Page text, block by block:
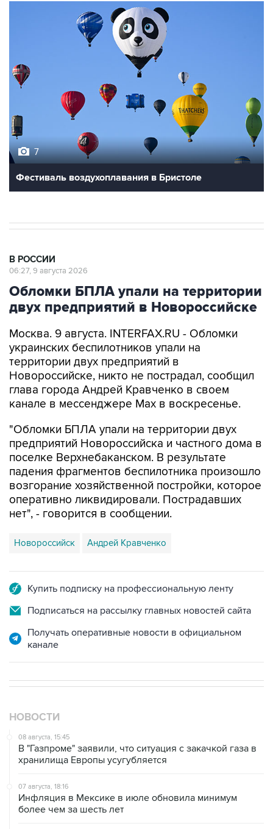
7
Фестиваль воздухоплавания в Бристоле
В РОССИИ
06:27, 9 августа 2026
Обломки БПЛА упали на территории
двух предприятий в Новороссийске
Москва. 9 августа. INTERFAX.RU - Обломки
украинских беспилотников упали на
территории двух предприятий в
Новороссийске, никто не пострадал, сообщил
глава города Андрей Кравченко в своем
канале в мессенджере Max в воскресенье.
"Обломки БПЛА упали на территории двух
предприятий Новороссийска и частного дома в
поселке Верхнебаканском. В результате
падения фрагментов беспилотника произошло
возгорание хозяйственной постройки, которое
оперативно ликвидировали. Пострадавших
нет", - говорится в сообщении.
Новороссийск Андрей Кравченко
Купить подписку на профессиональную ленту
Подписаться на рассылку главных новостей сайта
Получать оперативные новости в официальном
канале
НОВОСТИ
08 августа, 15:45
В "Газпроме" заявили, что ситуация с закачкой газа в
хранилища Европы усугубляется
07 августа, 18:16
Инфляция в Мексике в июле обновила минимум
более чем за шесть лет